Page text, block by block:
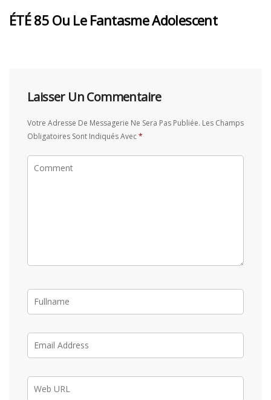
ÉTÉ 85 Ou Le Fantasme Adolescent
Laisser Un Commentaire
Votre Adresse De Messagerie Ne Sera Pas Publiée. Les Champs
Obligatoires Sont Indiqués Avec*